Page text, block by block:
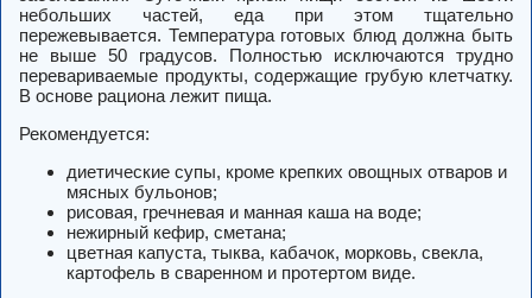
небольших частей, еда при этом тщательно
пережевывается. Температура готовых блюд должна быть
не выше 50 градусов. Полностью исключаются трудно
перевариваемые продукты, содержащие грубую клетчатку.
В основе рациона лежит пища.
Рекомендуется:
диетические супы, кроме крепких овощных отваров и
мясных бульонов;
рисовая, гречневая и манная каша на воде;
нежирный кефир, сметана;
цветная капуста, тыква, кабачок, морковь, свекла,
картофель в сваренном и протертом виде.